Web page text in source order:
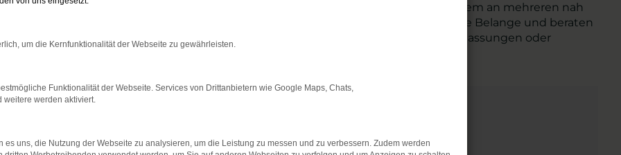
Fahrzeuge von VW und damit auch den Tayron. Seit vielen Jahren sind wir zudem an mehreren nah
und Umgebung tätig. Mehr als 110 Mitarbeitende kümmern sich um Ihre Belange und beraten
Ihr VW Tayron ein Neuwagen oder ein Gebrauchter sein soll und auch Tageszulassungen oder
Network Error
ist ein Fehler aufgetreten.
um die Kernfunktionalität der Webseite zu gewährleisten.
Funktionalität der Webseite. Services von Drittanbietern wie Google Maps, Chats,
weitere werden aktiviert.
es uns, die Nutzung der Webseite zu analysieren, um die Leistung zu messen und zu verbessern. Zudem werden